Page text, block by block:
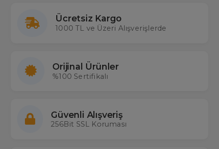
Ücretsiz Kargo
1000 TL ve Üzeri Alışverişlerde
Orijinal Ürünler
%100 Sertifikalı
Güvenli Alışveriş
256Bit SSL Koruması